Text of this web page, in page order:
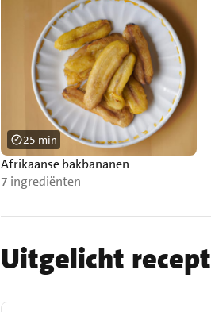
Afrikaanse bakbananen
7 ingrediënten
25 min
Uitgelicht recept